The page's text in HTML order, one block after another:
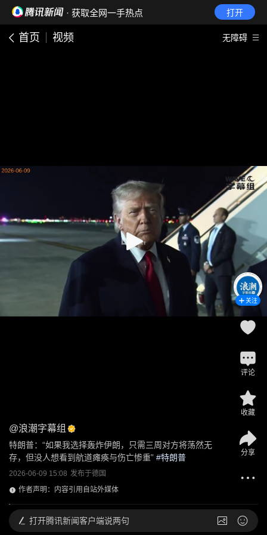
· 获取全网一手热点 打开
首页 视频 无障碍
@浪潮字幕组
特朗普：“如果我选择轰炸伊朗，只需三周对方将荡然无
存，但没人想看到航道瘫痪与伤亡惨重” #特朗普
2026-06-09 15:08 发布于德国
作者声明：内容引用自站外媒体
关注
评论
收藏
分享
打开腾讯新闻客户端说两句